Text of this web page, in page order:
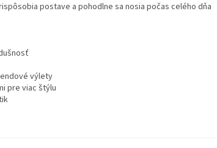
postave a pohodlne sa nosia počas celého dňa
výlety
pre viac štýlu